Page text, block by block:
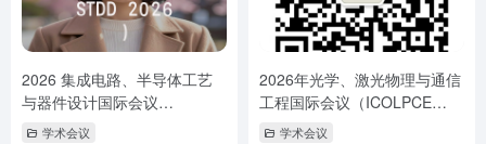
2026 集成电路、半导体工艺
与器件设计国际会议
（ICSTDD 2026）
学术会议
2026年光学、激光物理与通信
工程国际会议（ICOLPCE
2026）
学术会议